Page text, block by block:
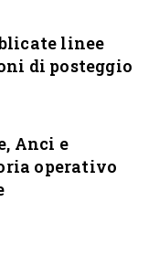
linee
di posteggio
Anci e
operativo